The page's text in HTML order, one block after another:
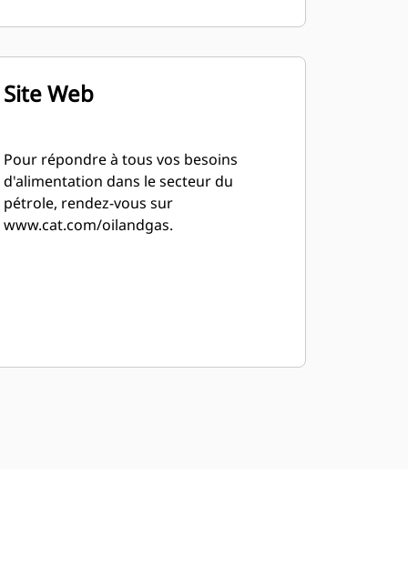
d'installation, fiches de spécifications et
courbes des pompes.
Site Web
Pour répondre à tous vos besoins
d'alimentation dans le secteur du
pétrole, rendez-vous sur
www.cat.com/oilandgas.